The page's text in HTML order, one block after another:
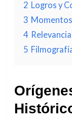
2 Logros y
3
4
5